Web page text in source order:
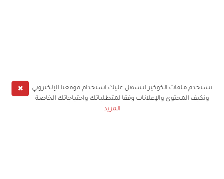
✖
نستخدم ملفات الكوكيز لنسهل عليك استخدام موقعنا الإلكتروني
ونكيف المحتوى والإعلانات وفقا لمتطلباتك واحتياجاتك الخاصة
المزيد